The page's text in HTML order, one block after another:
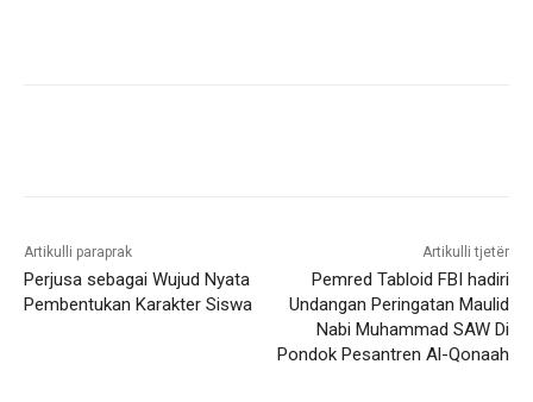
Artikulli paraprak
Perjusa sebagai Wujud Nyata
Pembentukan Karakter Siswa
Artikulli tjetër
Pemred Tabloid FBI hadiri
Undangan Peringatan Maulid
Nabi Muhammad SAW Di
Pondok Pesantren Al-Qonaah